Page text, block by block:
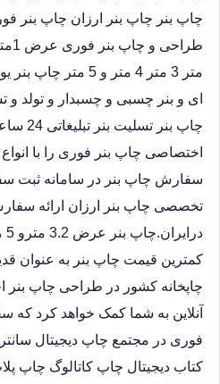
چاپ بنر چاپ بنر ارزان چاپ بنر
متر 3 متر 4 متر و 5
ای و بنر چسبی و چسبدار و تولد و
چاپ بنر
اختصاصی چاپ بنر فوری را با
سفارش چاپ بنر در سامانه ثبت
تخصصی چاپ بنر ارزان ارائه
کمترین قیمت چاپ بنر به عنوان
چاپخانه کشور در طراحی چاپ
آنلاین به شما کمک خواهد کرد
فوری در مجتمع چاپ دیجیتال
کتاب دیجیتال چاپ کاتالوگ چاپ